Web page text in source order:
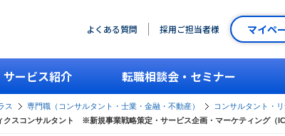
よくある質問 採用ご担当者様 マイペ
サービス紹介 転職相談会・セミナー
ス 専門職（コンサルタント・士業・金融・不動産）
コンサルタント・
クスコンサルタント ※新規事業戦略策定・サービス企画・マーケティング（